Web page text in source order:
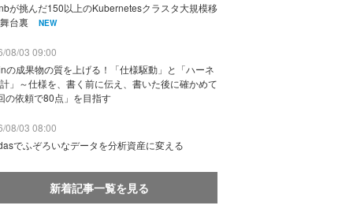
が挑んだ150以上のKubernetesクラスタ大規模移
台裏
NEW
08/03 09:00
の成果物の質を上げる！「仕様駆動」と「ハーネ
」～仕様を、書く前に伝え、書いた後に確かめて
の依頼で80点」を目指す
08/03 08:00
でふぞろいなデータを分析資産に変える
新着記事一覧を見る